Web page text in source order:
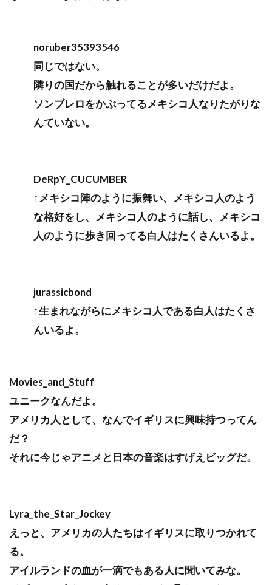
noruber35393546
同じではない。
隣りの国だから触れることが多いだけだよ。
ソンブレロをかぶってるメキシコ人なりたがりな
んていない。
DeRpY_CUCUMBER
↑メキシコ陣のように振舞い、メキシコ人のよう
な格好をし、メキシコ人のように話し、メキシコ
人のように歩き回ってる白人はたくさんいるよ。
jurassicbond
↑生まれながらにメキシコ人である白人はたくさ
んいるよ。
Movies_and_Stuff
ユニークなんだよ。
アメリカ人として、なんでイギリスに興味持つってん
だ？
それに今じゃアニメと日本の音楽はすげえビッグだ。
Lyra_the_Star_Jockey
えっと、アメリカの人たちはイギリスに取りつかれて
る。
アイルランドの血が一滴でもある人に聞いてみな。